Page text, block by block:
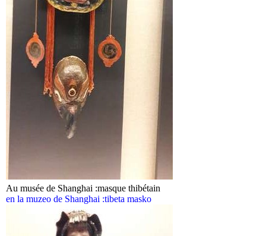
Au musée de Shanghai :masque thibétain
en la muzeo de Shanghai :tibeta masko